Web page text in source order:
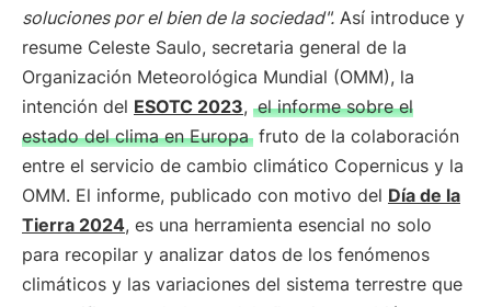
soluciones por el bien de la sociedad". Así introduce y
resume Celeste Saulo, secretaria general de la
Organización Meteorológica Mundial (OMM), la
intención del ESOTC 2023, el informe sobre el
estado del clima en Europa fruto de la colaboración
entre el servicio de cambio climático Copernicus y la
OMM. El informe, publicado con motivo del Día de la
Tierra 2024, es una herramienta esencial no solo
para recopilar y analizar datos de los fenómenos
climáticos y las variaciones del sistema terrestre que